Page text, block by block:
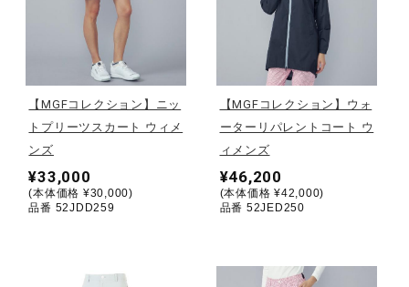
メディカル
コラボ／ライセンス
セール
【MGFコレクション】ニッ
トプリーツスカート ウィメ
ンズ
¥33,000
(本体価格 ¥30,000)
品番 52JDD259
【MGFコレクション】ウォ
ーターリパレントコート ウ
ィメンズ
¥46,200
(本体価格 ¥42,000)
品番 52JED250